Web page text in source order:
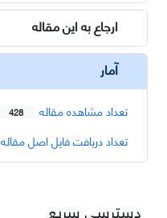
ارجاع به این مقاله
آمار
تعداد مشاهده مقاله 428
تعداد دریافت فایل اصل مقاله
دسترسی سریع